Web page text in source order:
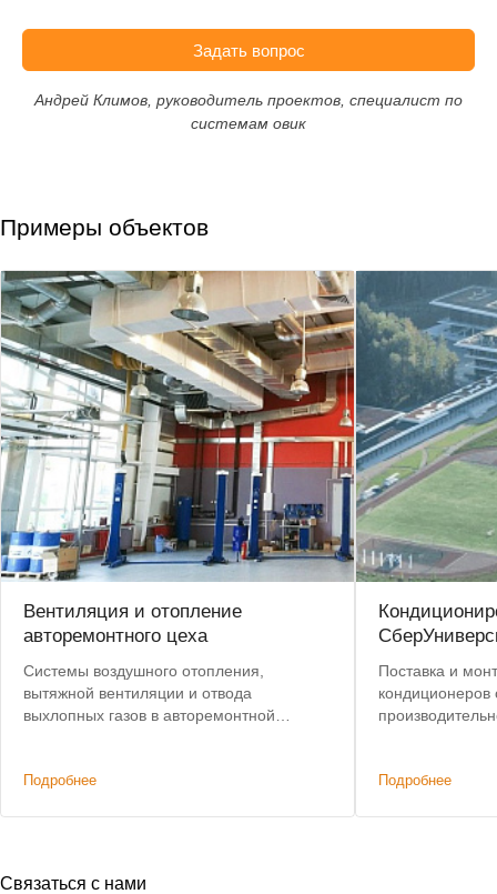
Задать вопрос
Андрей Климов, руководитель проектов, специалист по
системам овик
Примеры объектов
Вентиляция и отопление
авторемонтного цеха
Системы воздушного отопления,
вытяжной вентиляции и отвода
выхлопных газов в авторемонтной
Подробнее
Поставка и
оборудование.
Подробнее
Связаться с нами